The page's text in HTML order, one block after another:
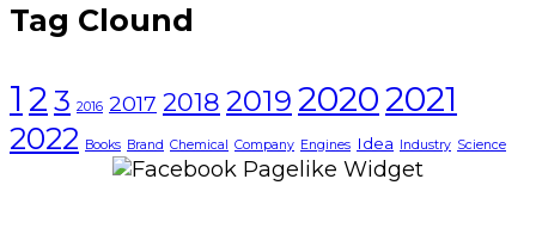
Tag Clound
1 2 3 2016 2017 2018 2019 20202021
2022 Books Brand Chemical Company Engines Idea Industry Science